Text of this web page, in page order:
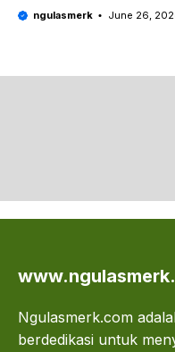
ngulasmerk June 26,
Ngulasmerk.com
berdedikasi untuk